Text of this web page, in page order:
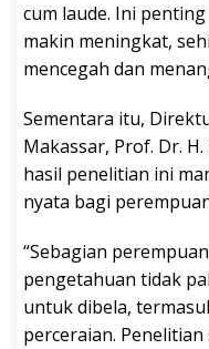
cum laude. Ini
makin meningkat,
mencegah dan
Sementara itu,
Makassar, Prof. Dr.
hasil penelitian ini
nyata bagi
“Sebagian
pengetahuan tidak
untuk dibela,
perceraian.